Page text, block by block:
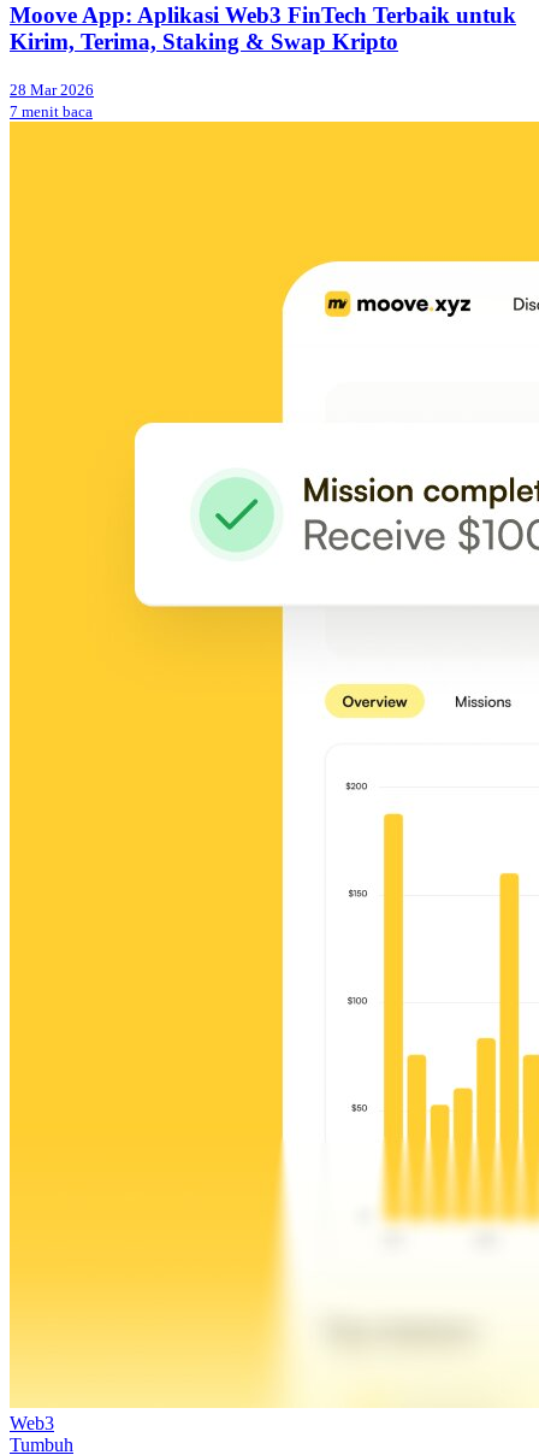
Moove App: Aplikasi Web3 FinTech Terbaik untuk
Kirim, Terima, Staking & Swap Kripto
28 Mar 2026
7 menit baca
Web3
Tumbuh